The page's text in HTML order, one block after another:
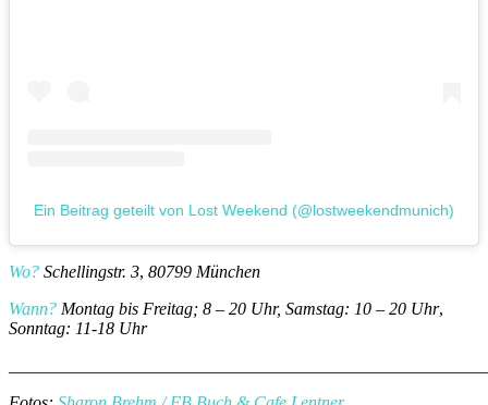
Ein Beitrag geteilt von Lost Weekend (@lostweekendmunich)
Wo? Schellingstr. 3, 80799 München
Wann? Montag bis Freitag; 8 – 20 Uhr, Samstag: 10 – 20 Uhr,
Sonntag: 11-18 Uhr